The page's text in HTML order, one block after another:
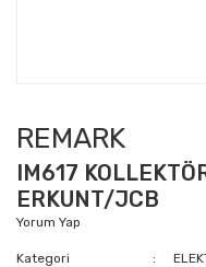
REMARK
IM617
ERKUNT/JCB
Yorum Yap
Kategori